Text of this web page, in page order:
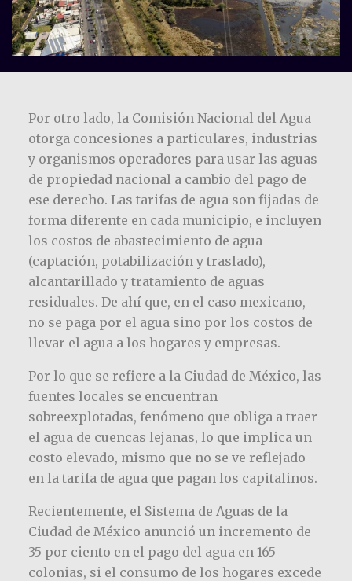
Por otro lado, la Comisión Nacional del Agua
otorga concesiones a particulares, industrias
y organismos operadores para usar las aguas
de propiedad nacional a cambio del pago de
ese derecho. Las tarifas de agua son fijadas de
forma diferente en cada municipio, e incluyen
los costos de abastecimiento de agua
(captación, potabilización y traslado),
alcantarillado y tratamiento de aguas
residuales. De ahí que, en el caso mexicano,
no se paga por el agua sino por los costos de
llevar el agua a los hogares y empresas.
Por lo que se refiere a la Ciudad de México, las
fuentes locales se encuentran
sobreexplotadas, fenómeno que obliga a traer
el agua de cuencas lejanas, lo que implica un
costo elevado, mismo que no se ve reflejado
en la tarifa de agua que pagan los capitalinos.
Recientemente, el Sistema de Aguas de la
Ciudad de México anunció un incremento de
35 por ciento en el pago del agua en 165
colonias, si el consumo de los hogares excede